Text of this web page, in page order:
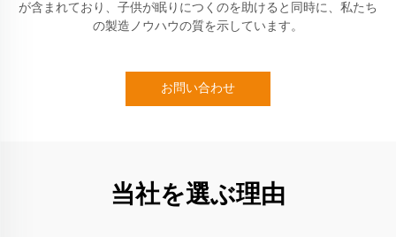
が含まれており、子供が眠りにつくのを助けると同時に、私たち
の製造ノウハウの質を示しています。
お問い合わせ
当社を選ぶ理由